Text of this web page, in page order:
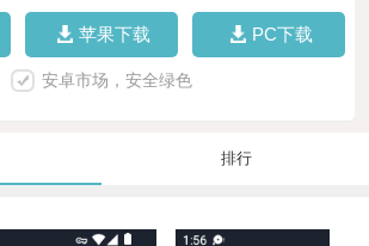
苹果下载 PC下载
安卓市场，安全绿色
排行